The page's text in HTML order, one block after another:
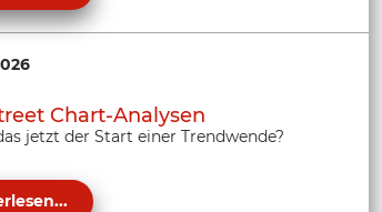
Chart-Analysen
jetzt der Start einer Trendwende?